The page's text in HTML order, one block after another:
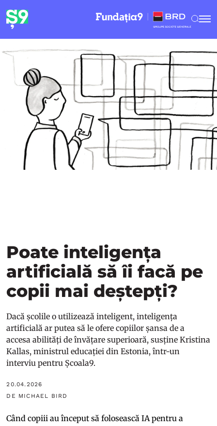
Poate inteligența
artificială să îi facă pe
copii mai deștepți?
Dacă școlile o utilizează inteligent, inteligența
artificială ar putea să le ofere copiilor șansa de a
accesa abilități de învățare superioară, susține Kristina
Kallas, ministrul educației din Estonia, într-un
interviu pentru Școala9.
20.04.2026
DE MICHAEL BIRD
Când copiii au început să folosească IA pentru a